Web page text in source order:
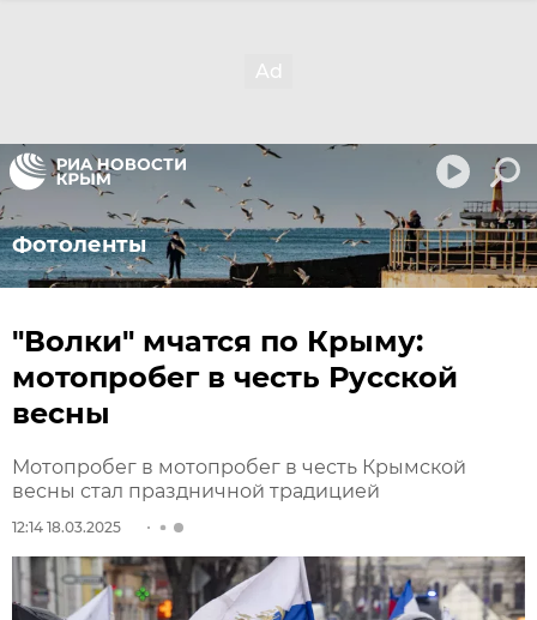
Фотоленты
"Волки" мчатся по Крыму:
мотопробег в честь Русской
весны
Мотопробег в мотопробег в честь Крымской
весны стал праздничной традицией
12:14 18.03.2025